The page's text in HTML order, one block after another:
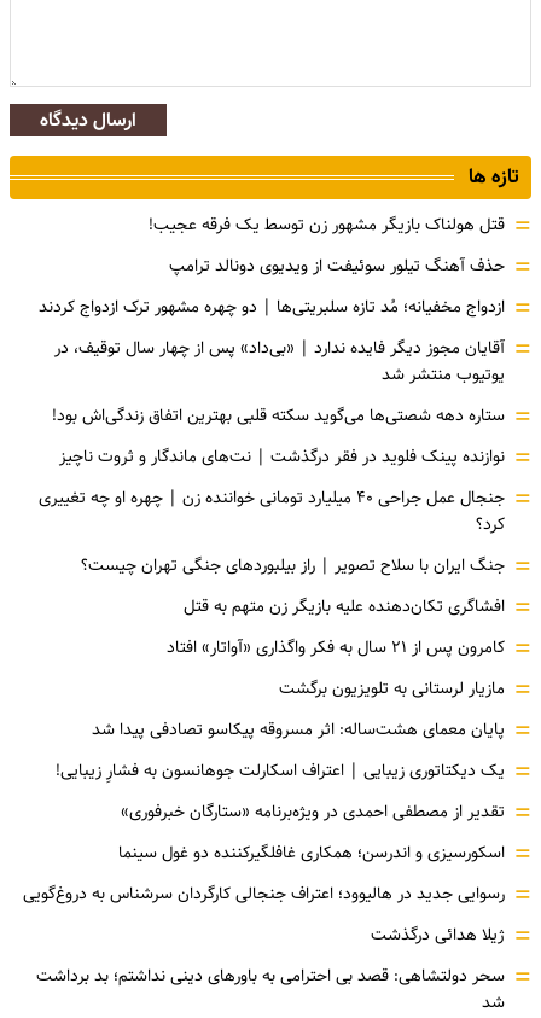
ارسال دیدگاه
تازه ها
= قتل هولناک بازیگر مشهور زن توسط یک فرقه عجیب!
= حذف آهنگ تیلور سوئیفت از ویدیوی دونالد ترامپ
= ازدواج مخفیانه؛ مُد تازه سلبریتی‌ها | دو چهره مشهور ترک ازدواج کردند
= آقایان مجوز دیگر فایده ندارد | «بی‌داد» پس از چهار سال توقیف، در
یوتیوب منتشر شد
= ستاره دهه شصتی‌ها می‌گوید سکته قلبی بهترین اتفاق زندگی‌اش بود!
= نوازنده پینک فلوید در فقر درگذشت | نت‌های ماندگار و ثروت ناچیز
=
جنجال عمل جراحی ۴۰ میلیارد تومانی خواننده زن | چهره او چه تغییری
کرد؟
= جنگ ایران با سلاح تصویر | راز بیلبوردهای جنگی تهران چیست؟
= افشاگری‌ تکان‌دهنده علیه بازیگر زن متهم به قتل
= کامرون پس از ۲۱ سال به فکر واگذاری «آواتار» افتاد
= مازیار لرستانی به تلویزیون برگشت
= پایان معمای هشت‌ساله: اثر مسروقه پیکاسو تصادفی پیدا شد
= یک دیکتاتوری زیبایی | اعتراف اسکارلت جوهانسون به فشارِ زیبایی!
= تقدیر از مصطفی احمدی در ویژه‌برنامه «ستارگان خبرفوری»
= اسکورسیزی و اندرسن؛ همکاری غافلگیرکننده دو غول سینما
= رسوایی جدید در هالیوود؛ اعتراف جنجالی کارگردان سرشناس به دروغ‌گویی
= ژیلا هدائی درگذشت
= سحر دولتشاهی: قصد بی احترامی به باورهای دینی نداشتم؛ بد برداشت
شد